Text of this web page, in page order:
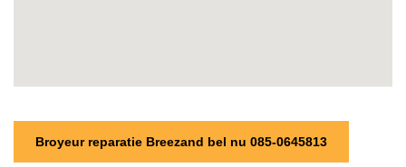
Broyeur reparatie Breezand bel nu 085-0645813